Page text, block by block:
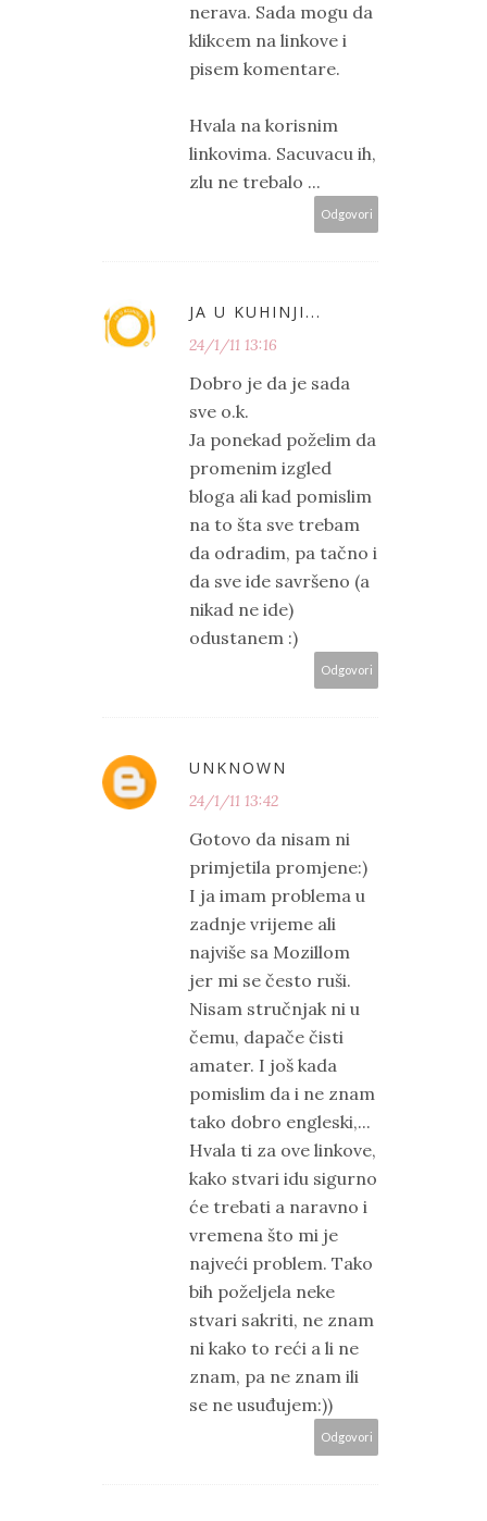
nerava. Sada mogu da
klikcem na linkove i
pisem komentare.
Hvala na korisnim
linkovima. Sacuvacu ih,
zlu ne trebalo ...
Odgovori
JA U KUHINJI...
24/1/11 13:16
Dobro je da je sada
sve o.k.
Ja ponekad poželim da
promenim izgled
bloga ali kad pomislim
na to šta sve trebam
da odradim, pa tačno i
da sve ide savršeno (a
nikad ne ide)
odustanem :)
Odgovori
UNKNOWN
24/1/11 13:42
Gotovo da nisam ni
primjetila promjene:)
I ja imam problema u
zadnje vrijeme ali
najviše sa Mozillom
jer mi se često ruši.
Nisam stručnjak ni u
čemu, dapače čisti
amater. I još kada
pomislim da i ne znam
tako dobro engleski,...
Hvala ti za ove linkove,
kako stvari idu sigurno
će trebati a naravno i
vremena što mi je
najveći problem. Tako
bih poželjela neke
stvari sakriti, ne znam
ni kako to reći a li ne
znam, pa ne znam ili
se ne usuđujem:))
Odgovori